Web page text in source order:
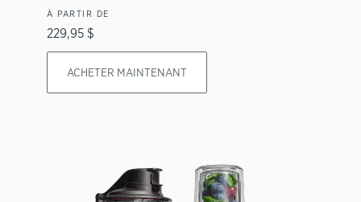
À PARTIR DE
229,95 $
ACHETER MAINTENANT